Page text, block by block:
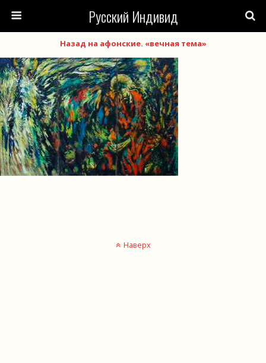
Русский Индивид
Назад на афонские. «вечная тема»
Наверх